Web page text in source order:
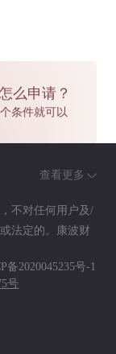
，而许多事
病，其消费费
我们进行此
额度提出明确
外旅游的人
么申请？
条件就可以
查看更多
不对任何用户及/
法定的。康波财
际收益），不作
或承诺，用户应
备2020045235号-1
号